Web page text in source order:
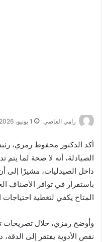
رامي العاصي 1 يونيو، 2026
أكد الدكتور محفوظ رمزي،
الصيادلة، أنه لا صحة لما
داخل الصيدليات، مشيرًا إلى
باستقرار في توافر الأصناف
المتاح يكفي لتغطية احتياجات
وأوضح رمزي، خلال تصريحات
نقص الأدوية يفتقر إلى الدقة،